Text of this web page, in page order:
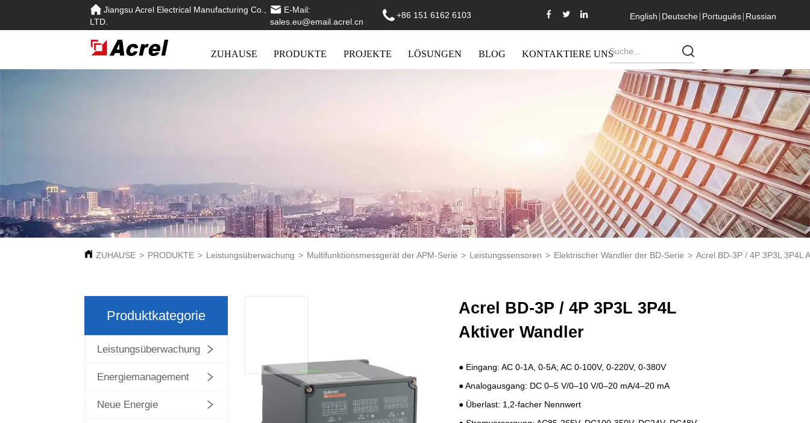
Jiangsu Acrel Electrical Manufacturing Co.,
LTD.
E-Mail:
sales.eu@email.acrel.cn
+86 151 6162 6103 English Deutsche Português Russian
ZUHAUSE PRODUKTE PROJEKTE LÖSUNGEN BLOG KONTAKTIERE UNS
ZUHAUSE > PRODUKTE > Leistungsüberwachung > Multifunktionsmessgerät der APM-Serie > Leistungssensoren > Elektrischer Wandler der BD-Serie > Acrel BD-3P / 4P 3P3L 3P4L
Produktkategorie
Leistungsüberwachung
Energiemanagement
Neue Energie
Acrel BD-3P / 4P 3P3L 3P4L
Aktiver Wandler